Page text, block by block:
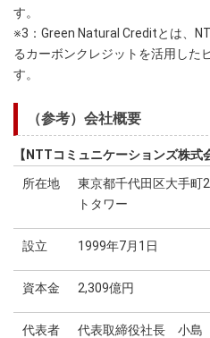
す。
※3：Green Natural Creditとは、
るカーボンクレジットを活用した
す。
（参考）会社概要
【NTTコミュニケーションズ株式
所在地
東京都千代田区大手
トタワー
設立 1999年7月1日
資本金 2,309億円
代表者 代表取締役社長 小